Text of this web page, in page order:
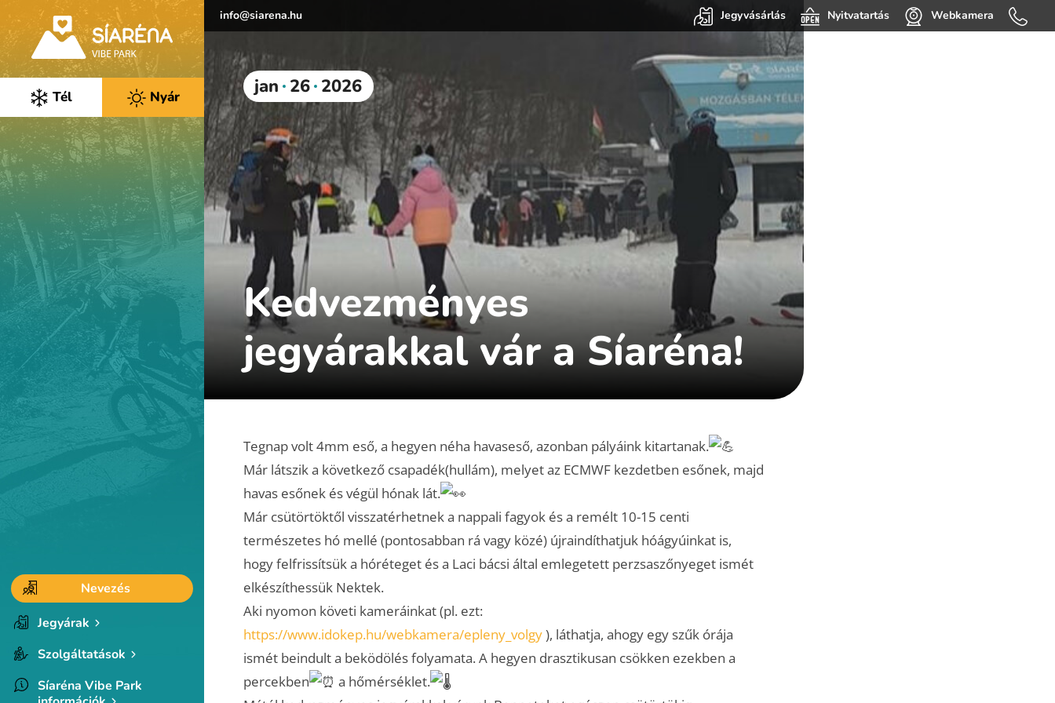
Tél Nyár
Nevezés
Jegyárak
Szolgáltatások
Síaréna Vibe Park
info@siarena.hu Jegyvásárlás Nyitvatartás Webkamera
Kedvezményes
jegyárakkal vár a Síaréna!
jan 26 2026
Tegnap volt 4mm eső, a hegyen néha havaseső, azonban pályáink kitartanak.
Már látszik a következő csapadék(hullám), melyet az ECMWF kezdetben esőnek, majd
havas esőnek és végül hónak lát.
Már csütörtöktől visszatérhetnek a nappali fagyok és a remélt 10-15 centi
természetes hó mellé (pontosabban rá vagy közé) újraindíthatjuk hóágyúinkat is,
hogy felfrissítsük a hóréteget és a Laci bácsi által emlegetett perzsaszőnyeget ismét
elkészíthessük Nektek.
Aki nyomon követi kameráinkat (pl. ezt:
https://www.idokep.hu/webkamera/epleny_volgy), láthatja, ahogy egy szűk órája
ismét beindult a beködölés folyamata. A hegyen drasztikusan csökken ezekben a
percekben
a hőmérséklet.